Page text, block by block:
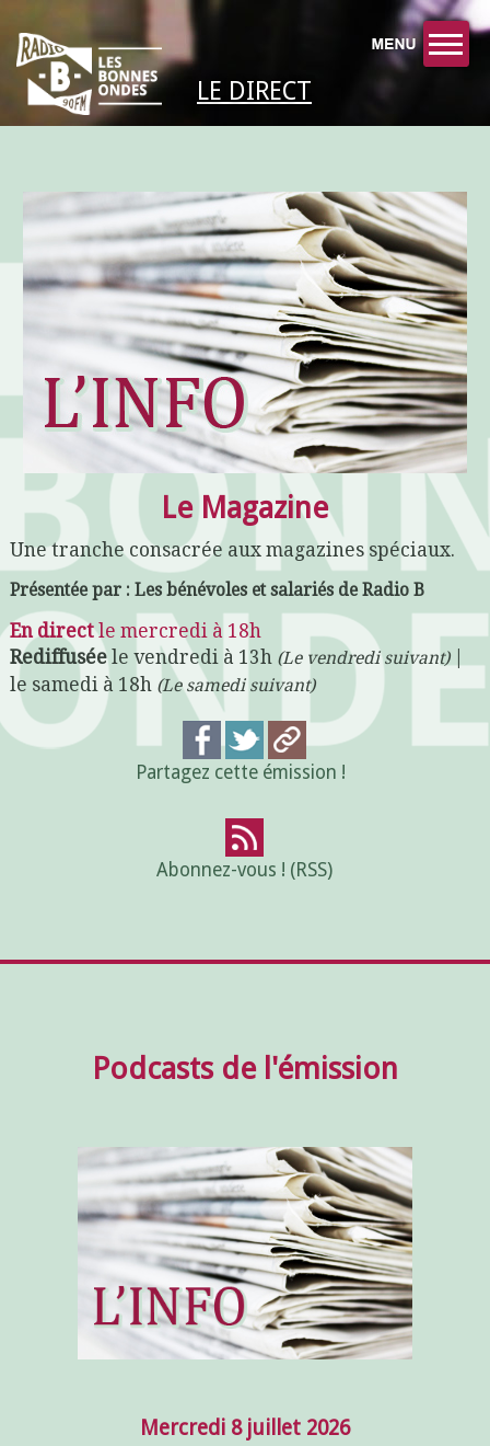
LE DIRECT
Le Magazine
Une tranche consacrée aux magazines spéciaux.
Présentée par : Les bénévoles et salariés de Radio B
En directle mercredi à 18h
Rediffuséele vendredi à 13h (Le vendredi suivant)|
le samedi à 18h (Le samedi suivant)
Partagez cette émission !
Abonnez-vous ! (RSS)
Podcasts de l'émission
Mercredi 8 juillet 2026